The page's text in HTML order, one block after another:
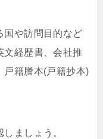
国や訪問目的など
文経歴書、会社推
戸籍謄本(戸籍抄本)
ましょう。